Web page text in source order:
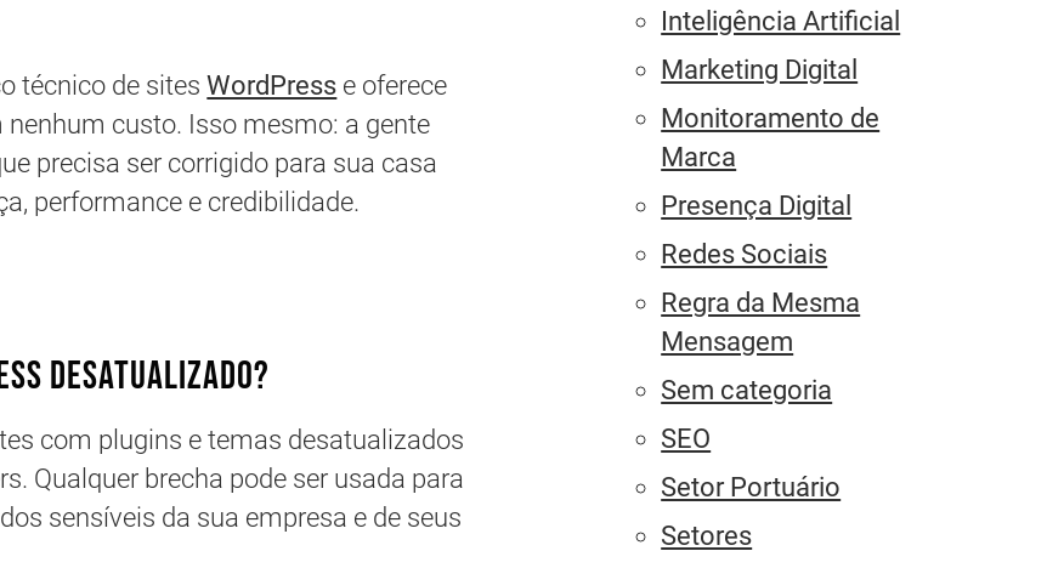
técnico de sitesWordPress e oferece
custo. Isso mesmo: a gente
precisa ser corrigido para sua casa
performance e credibilidade.
desatualizado?
com plugins e temas desatualizados
Qualquer brecha pode ser usada para
sensíveis da sua empresa e de seus
Inteligência Artificial
Marketing Digital
Monitoramento de
Marca
Presença Digital
Redes Sociais
Regra da Mesma
Mensagem
Sem categoria
SEO
Setor Portuário
Setores